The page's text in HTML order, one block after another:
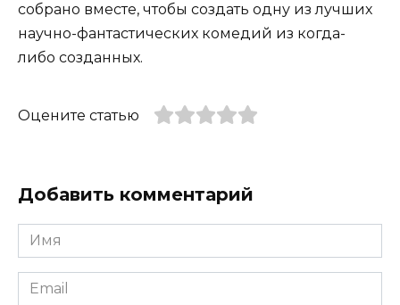
собрано вместе, чтобы создать одну из лучших
научно-фантастических комедий из когда-
либо созданных.
Оцените статью
Добавить комментарий
Имя
*
Email